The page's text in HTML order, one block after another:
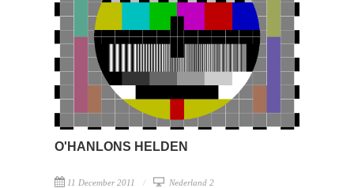
O'HANLONS HELDEN
11 December 2011 Nederland 2